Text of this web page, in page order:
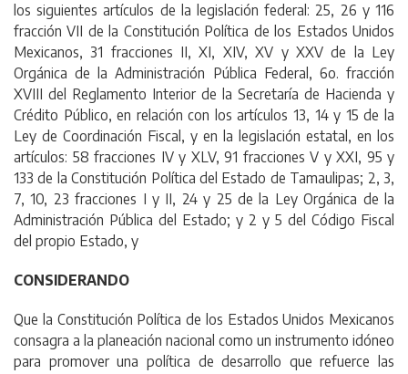
los siguientes artículos de la legislación federal: 25, 26 y 116
fracción VII de la Constitución Política de los Estados Unidos
Mexicanos, 31 fracciones II, XI, XIV, XV y XXV de la Ley
Orgánica de la Administración Pública Federal, 6o. fracción
XVIII del Reglamento Interior de la Secretaría de Hacienda y
Crédito Público, en relación con los artículos 13, 14 y 15 de la
Ley de Coordinación Fiscal, y en la legislación estatal, en los
artículos: 58 fracciones IV y XLV, 91 fracciones V y XXI, 95 y
133 de la Constitución Política del Estado de Tamaulipas; 2, 3,
7, 10, 23 fracciones I y II, 24 y 25 de la Ley Orgánica de la
Administración Pública del Estado; y 2 y 5 del Código Fiscal
del propio Estado, y
CONSIDERANDO
Que la Constitución Política de los Estados Unidos Mexicanos
consagra a la planeación nacional como un instrumento idóneo
para promover una política de desarrollo que refuerce las